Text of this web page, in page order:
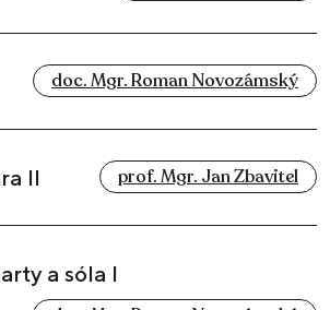
doc. Mgr. Roman Novozámský
II prof. Mgr. Jan Zbavitel
a sóla I